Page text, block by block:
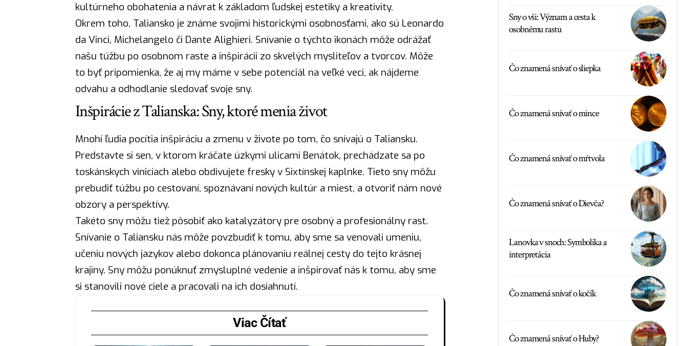
kultúrneho obohatenia a návrat k základom ľudskej estetiky a kreativity.
Okrem toho, Taliansko je známe svojimi historickými osobnosťami, ako sú Leonardo
da Vinci, Michelangelo či Dante Alighieri. Snívanie o týchto ikonách môže odrážať
našu túžbu po osobnom raste a inšpirácii zo skvelých mysliteľov a tvorcov. Môže
to byť pripomienka, že aj my máme v sebe potenciál na veľké veci, ak nájdeme
odvahu a odhodlanie sledovať svoje sny.
Inšpirácie z Talianska: Sny, ktoré menia život
Mnohí ľudia pocítia inšpiráciu a zmenu v živote po tom, čo snívajú o Taliansku.
Predstavte si sen, v ktorom kráčate úzkymi ulicami Benátok, prechádzate sa po
toskánskych viniciach alebo obdivujete fresky v Sixtínskej kaplnke. Tieto sny môžu
prebudiť túžbu po cestovaní, spoznávaní nových kultúr a miest, a otvoriť nám nové
obzory a perspektívy.
Takéto sny môžu tiež pôsobiť ako katalyzátory pre osobný a profesionálny rast.
Snívanie o Taliansku nás môže povzbudiť k tomu, aby sme sa venovali umeniu,
učeniu nových jazykov alebo dokonca plánovaniu reálnej cesty do tejto krásnej
krajiny. Sny môžu ponúknuť zmysluplné vedenie a inšpirovať nás k tomu, aby sme
si stanovili nové ciele a pracovali na ich dosiahnutí.
Viac Čítať
Sny o vši: Význam a cesta k
osobnému rastu
Čo znamená snívať o sliepka
Čo znamená snívať o mince
Čo znamená snívať o mŕtvola
Čo znamená snívať o Dievča?
Lanovka v snoch: Symbolika a
interpretácia
Čo znamená snívať o kočík
Čo znamená snívať o Huby?